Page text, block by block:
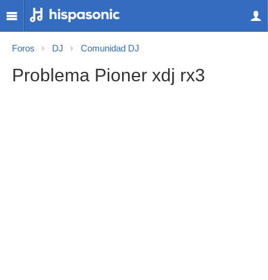
Foros DJ Comunidad DJ
Problema Pioner xdj rx3